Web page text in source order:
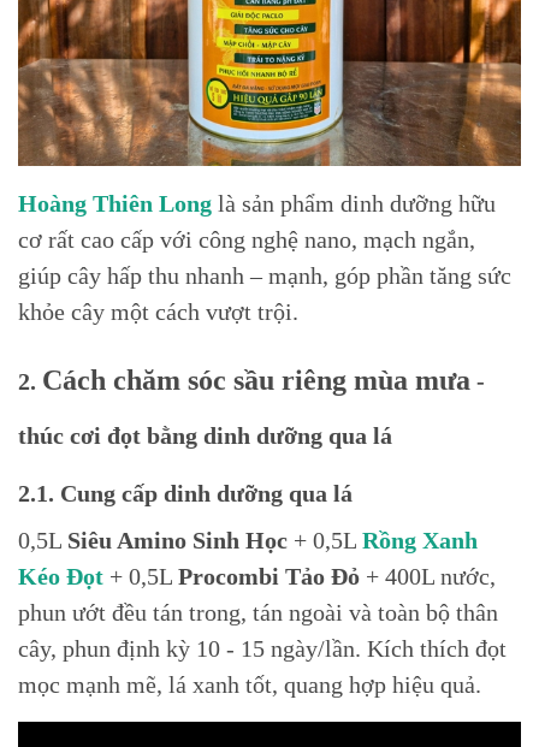
Hoàng Thiên Long là sản phẩm dinh dưỡng hữu
cơ rất cao cấp với công nghệ nano, mạch ngắn,
giúp cây hấp thu nhanh – mạnh, góp phần tăng sức
khỏe cây một cách vượt trội.
2. Cách chăm sóc sầu riêng mùa mưa -
thúc cơi đọt bằng dinh dưỡng qua lá
2.1. Cung cấp dinh dưỡng qua lá
0,5L Siêu Amino Sinh Học + 0,5L Rồng Xanh
Kéo Đọt + 0,5L Procombi Tảo Đỏ + 400L nước,
phun ướt đều tán trong, tán ngoài và toàn bộ thân
cây, phun định kỳ 10 - 15 ngày/lần. Kích thích đọt
mọc mạnh mẽ, lá xanh tốt, quang hợp hiệu quả.